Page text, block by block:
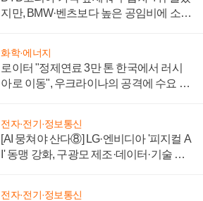
지만, BMW·벤츠보다 높은 공임비에 소비
화학·에너지
로이터 "정제연료 3만 톤 한국에서 러시
아로 이동", 우크라이나의 공격에 수요 늘
전자·전기·정보통신
[AI 뭉쳐야 산다⑧] LG·엔비디아 '피지컬 A
I' 동맹 강화, 구광모 제조·데이터·기술 결
전자·전기·정보통신